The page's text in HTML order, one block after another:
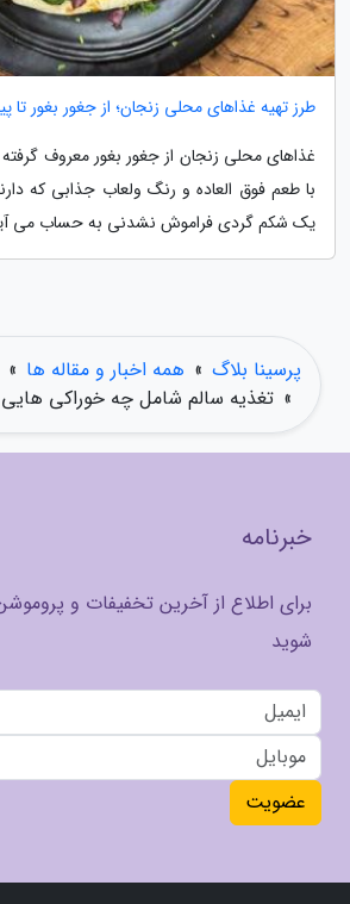
طرز تهیه غذاهای محلی زنجان؛ از جغور بغور تا
غذاهای محلی زنجان از جغور بغور معروف
با طعم فوق العاده و رنگ ولعاب جذابی که
یک شکم گردی فراموش نشدنی به حساب می
پرسینا بلاگ » همه اخبار و مقاله ها »
» تغذیه سالم شامل چه خوراکی
خبرنامه
برای اطلاع از آخرین تخفیفات و
شوید
عضویت